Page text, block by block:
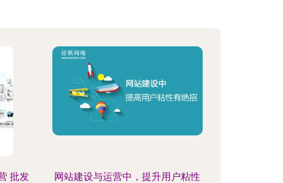
批发
网站建设与运营中，提升用户粘性